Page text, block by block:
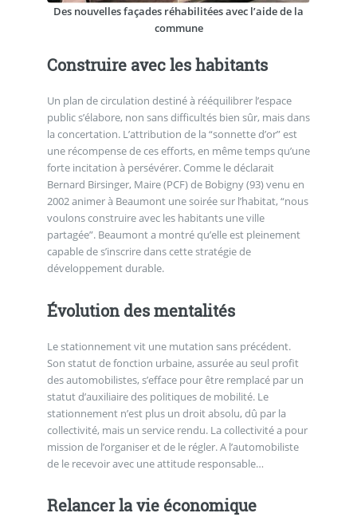
Des nouvelles façades réhabilitées avec l’aide de la
commune
Construire avec les habitants
Un plan de circulation destiné à rééquilibrer l’espace
public s’élabore, non sans difficultés bien sûr, mais dans
la concertation. L’attribution de la “sonnette d’or” est
une récompense de ces efforts, en même temps qu’une
forte incitation à persévérer. Comme le déclarait
Bernard Birsinger, Maire (PCF) de Bobigny (93) venu en
2002 animer à Beaumont une soirée sur l’habitat, “nous
voulons construire avec les habitants une ville
partagée”. Beaumont a montré qu’elle est pleinement
capable de s’inscrire dans cette stratégie de
développement durable.
Évolution des mentalités
Le stationnement vit une mutation sans précédent.
Son statut de fonction urbaine, assurée au seul profit
des automobilistes, s’efface pour être remplacé par un
statut d’auxiliaire des politiques de mobilité. Le
stationnement n’est plus un droit absolu, dû par la
collectivité, mais un service rendu. La collectivité a pour
mission de l’organiser et de le régler. A l’automobiliste
de le recevoir avec une attitude responsable…
Relancer la vie économique